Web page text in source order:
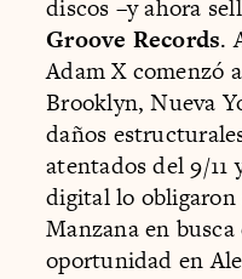
discos –y ahora
Groove Records.
Adam X comenzó
Brooklyn, Nueva
daños
atentados del 9/
digital lo obligaron
Manzana en
oportunidad en